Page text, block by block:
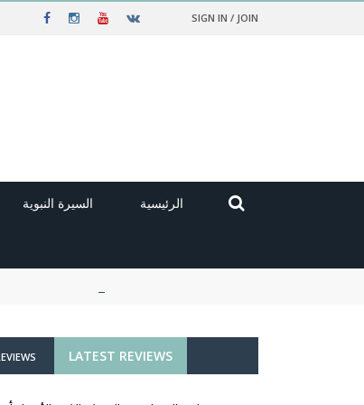
SIGN IN / JOIN
الرئيسية السيرة النبوية
LATEST REVIEWS